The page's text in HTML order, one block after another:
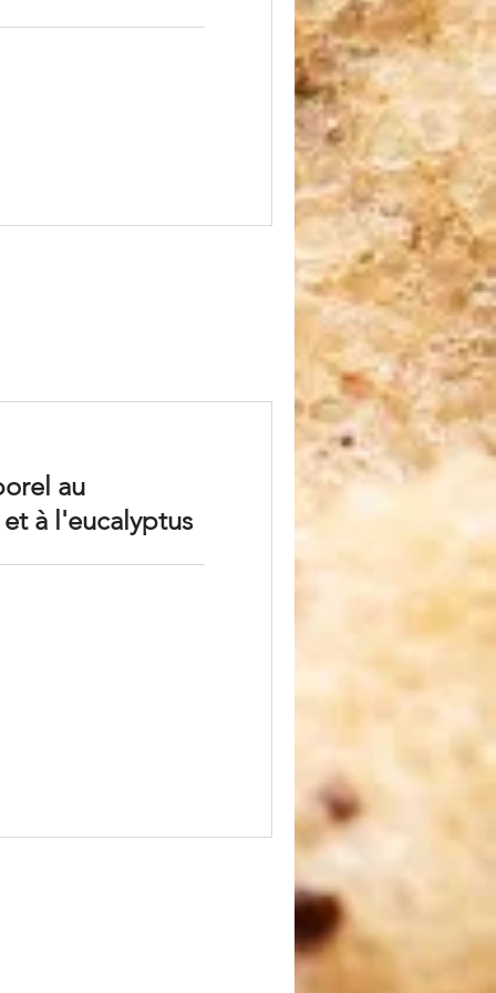
au
à l'eucalyptus